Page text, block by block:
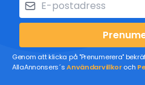
Genom att klicka på "Prenumerera"
AllaAnnonsers´sAnvändarvillkoroch